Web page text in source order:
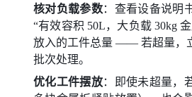
核对负载参数：查看设备说明
“有效容积 50L，大负载 30kg
放入的工件总量 —— 若超量，
批次处理。
优化工件摆放：即使未超量，